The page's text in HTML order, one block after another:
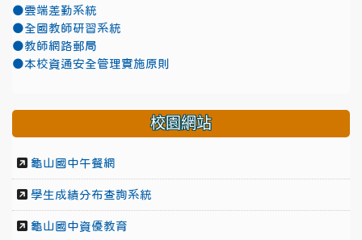
●雲端差勤系統
●全國教師研習系統
●教師網路郵局
●本校資通安全管理實施原則
校園網站
龜山國中午餐網
學生成績分布查詢系統
龜山國中資優教育